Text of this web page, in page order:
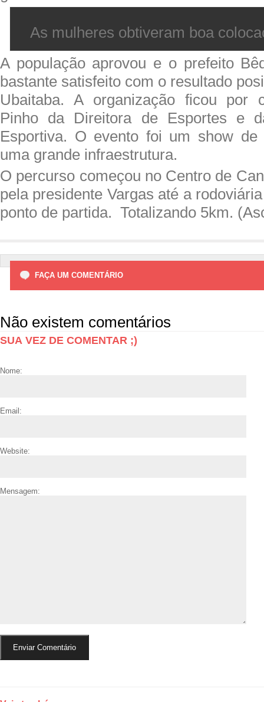
As mulheres obtiveram boa
A população aprovou e o prefeito
bastante satisfeito com o resultado
Ubaitaba. A organização ficou por
Pinho da Direitora de Esportes e
Esportiva. O evento foi um show de
uma grande infraestrutura.
O percurso começou no Centro de
pela presidente Vargas até a
ponto de partida. Totalizando 5km.
FAÇA UM COMENTÁRIO
Não existem comentários
SUA VEZ DE COMENTAR ;)
Nome:
Email:
Website:
Mensagem: